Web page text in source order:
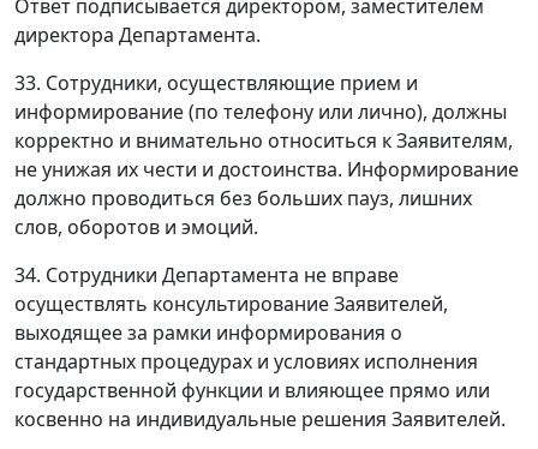
Ответ подписывается директором, заместителем
директора Департамента.
33. Сотрудники, осуществляющие прием и
информирование (по телефону или лично), должны
корректно и внимательно относиться к Заявителям,
не унижая их чести и достоинства. Информирование
должно проводиться без больших пауз, лишних
слов, оборотов и эмоций.
34. Сотрудники Департамента не вправе
осуществлять консультирование Заявителей,
выходящее за рамки информирования о
стандартных процедурах и условиях исполнения
государственной функции и влияющее прямо или
косвенно на индивидуальные решения Заявителей.